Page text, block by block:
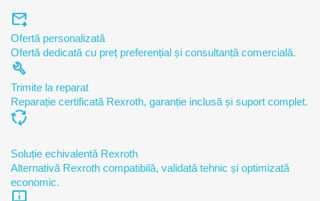
forward_to_inbox
Ofertă personalizată
Ofertă dedicată cu preț preferențial și consultanță comercială.
build
Trimite la reparat
Reparație certificată Rexroth, garanție inclusă și suport complet.
cycle
Soluție echivalentă Rexroth
Alternativă Rexroth compatibilă, validată tehnic și optimizată
economic.